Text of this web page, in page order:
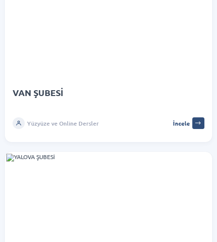
VAN ŞUBESİ
Yüzyüze ve Online Dersler İncele